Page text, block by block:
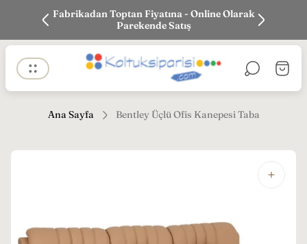
Fabrikadan Toptan Fiyatına - Online Olarak
Parekende Satış
Mağaza
logosu"
Sepet
Ana Sayfa Bentley Üçlü Ofis Kanepesi Taba